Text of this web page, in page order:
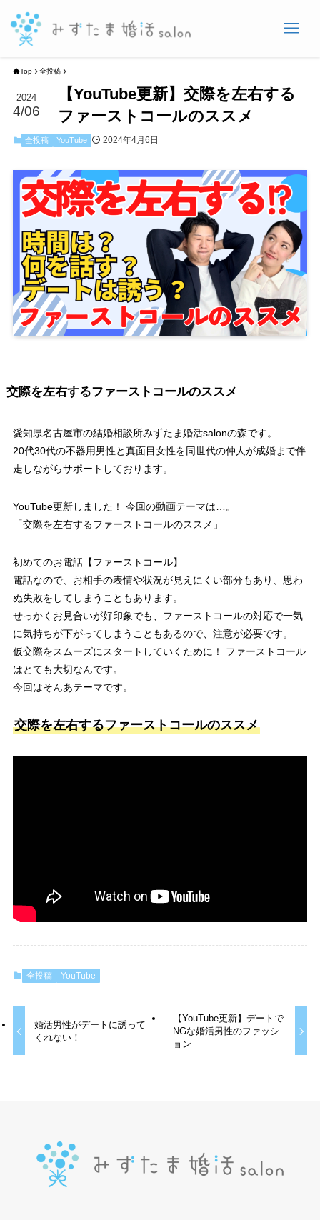
Top 全投稿
【YouTube更新】交際を左右する
ファーストコールのススメ
2024
4/06
全投稿 YouTube 2024年4月6日
交際を左右するファーストコールのススメ
愛知県名古屋市の結婚相談所みずたま婚活salonの森です。
20代30代の不器用男性と真面目女性を同世代の仲人が成婚まで伴
走しながらサポートしております。
YouTube更新しました！ 今回の動画テーマは…。
「交際を左右するファーストコールのススメ」
初めてのお電話【ファーストコール】
電話なので、お相手の表情や状況が見えにくい部分もあり、思わ
ぬ失敗をしてしまうこともあります。
せっかくお見合いが好印象でも、ファーストコールの対応で一気
に気持ちが下がってしまうこともあるので、注意が必要です。
仮交際をスムーズにスタートしていくために！ ファーストコール
はとても大切なんです。
今回はそんあテーマです。
交際を左右するファーストコールのススメ
全投稿 YouTube
婚活男性がデートに誘って
くれない！
【YouTube更新】デートで
NGな婚活男性のファッシ
ョン